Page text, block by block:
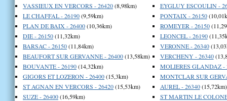
VASSIEUX EN VERCORS - 26420(8,98km)
LE CHAFFAL - 26190(9,59km)
PLAN DE BAIX - 26400(10,36km)
DIE - 26150(11,32km)
BARSAC - 26150(11,84km)
BEAUFORT SUR GERVANNE - 26400(13,58km)
BOUVANTE - 26190(14,32km)
GIGORS ET LOZERON - 26400(15,3km)
ST AGNAN EN VERCORS - 26420(15,53km)
SUZE - 26400(16,59km)
EYGLUY ESCOULIN -
PONTAIX - 26150
ROMEYER - 26150
LEONCEL - 26190
VERONNE - 26340
VERCHENY - 26340
MOLIERES GLANDAZ -
MONTCLAR SUR
AUREL - 26340(15,72km)
ST MARTIN LE